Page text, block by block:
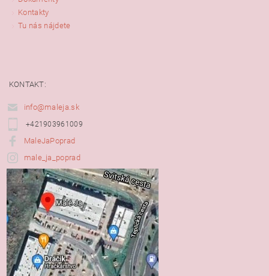
Kontakty
Tu nás nájdete
KONTAKT:
info@maleja.sk
+421903961009
MaleJaPoprad
male_ja_poprad